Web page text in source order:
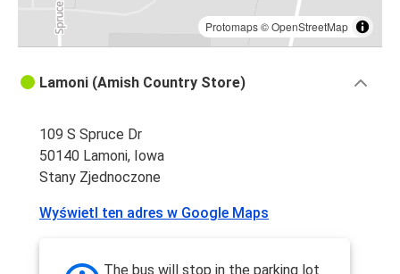
Protomaps©OpenStreetMap
Lamoni (Amish Country Store)
109 S Spruce Dr
50140 Lamoni, Iowa
Stany Zjednoczone
Wyświetl ten adres w Google Maps
The bus will stop in the parking lot